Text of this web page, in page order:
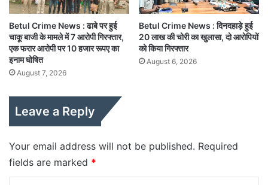
Betul Crime News : ढाबे पर हुई
चाकू बाजी के मामले में 7 आरोपी गिरफ्तार,
एक फरार आरोपी पर 10 हजार रूपए का
इनाम घोषित
August 7, 2026
Betul Crime News : दिनदहाड़े हुई
20 लाख की चोरी का खुलासा, दो आरोपियों
को किया गिरफ्तार
August 6, 2026
Leave a Reply
Your email address will not be published. Required
fields are marked *